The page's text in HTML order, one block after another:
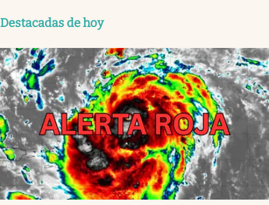
Destacadas de hoy